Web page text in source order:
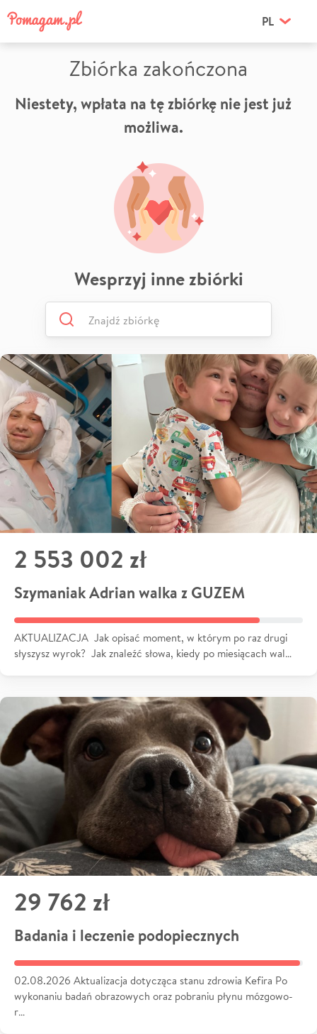
PL
Zbiórka zakończona
Niestety, wpłata na tę zbiórkę nie jest już
możliwa.
Wesprzyj inne zbiórki
2 553 002 zł
Szymaniak Adrian walka z GUZEM
AKTUALIZACJA Jak opisać moment, w którym po raz drugi
słyszysz wyrok? Jak znaleźć słowa, kiedy po miesiącach wal…
29 762 zł
Badania i leczenie podopiecznych
02.08.2026 Aktualizacja dotycząca stanu zdrowia Kefira Po
wykonaniu badań obrazowych oraz pobraniu płynu mózgowo-
r…